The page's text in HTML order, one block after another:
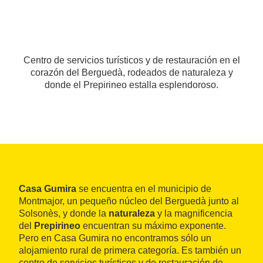
Centro de servicios turísticos y de restauración en el
corazón del Berguedà, rodeados de naturaleza y
donde el Prepirineo estalla esplendoroso.
Casa Gumira se encuentra en el municipio de
Montmajor, un pequeño núcleo del Berguedà junto al
Solsonès, y donde la naturaleza y la magnificencia
del
Prepirineo encuentran su máximo exponente.
Pero en Casa Gumira no encontramos sólo un
alojamiento rural de primera categoría. Es también un